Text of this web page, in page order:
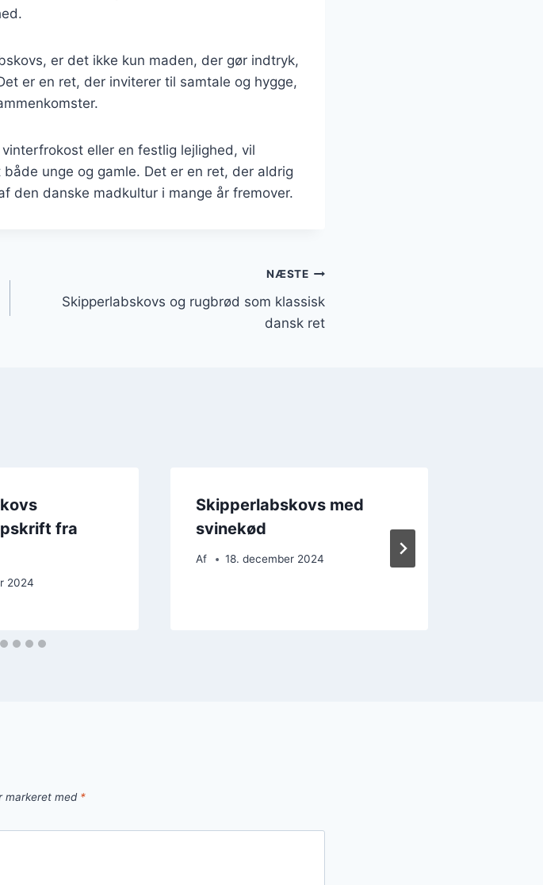
er det ikke kun maden, der gør indtryk,
er en ret, der inviterer til samtale og hygge,
eller en festlig lejlighed, vil
unge og gamle. Det er en ret, der aldrig
den danske madkultur i mange år fremover.
NÆSTE
Skipperlabskovs og rugbrød som klassisk
dansk ret
fra
2024
Skipperlabskovs med
svinekød
Af 18. december 2024
markeret med *